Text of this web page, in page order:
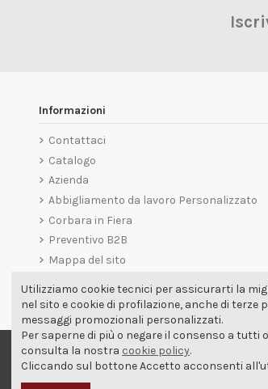
Informazioni
Contattaci
Catalogo
Azienda
Abbigliamento da lavoro Personalizzato
Corbara in Fiera
Preventivo B2B
Mappa del sito
Utilizziamo cookie tecnici per assicurarti la
nel sito e cookie di profilazione, anche di terze
messaggi promozionali personalizzati.
Per saperne di più o negare il consenso a tutti
consulta la nostra cookie policy.
Cliccando sul bottone Accetto acconsenti